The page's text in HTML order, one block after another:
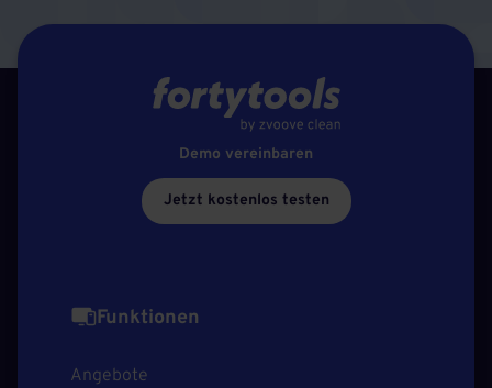
Demo vereinbaren
Jetzt kostenlos testen
Funktionen
Angebote